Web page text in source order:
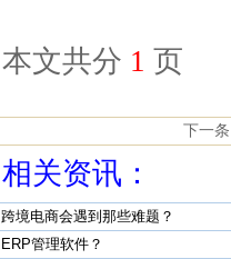
本文共分 1 页
下一
相关资讯：
跨境电商会遇到那些难题？
ERP管理软件？